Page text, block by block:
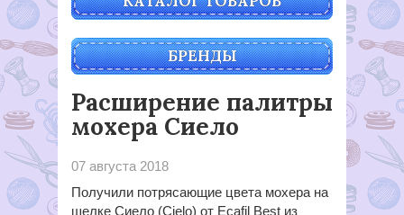
БРЕНДЫ
Расширение палитры
мохера Сиело
07 августа 2018
Получили потрясающие цвета мохера на
шелке Сиело (Cielo) от Ecafil Best из